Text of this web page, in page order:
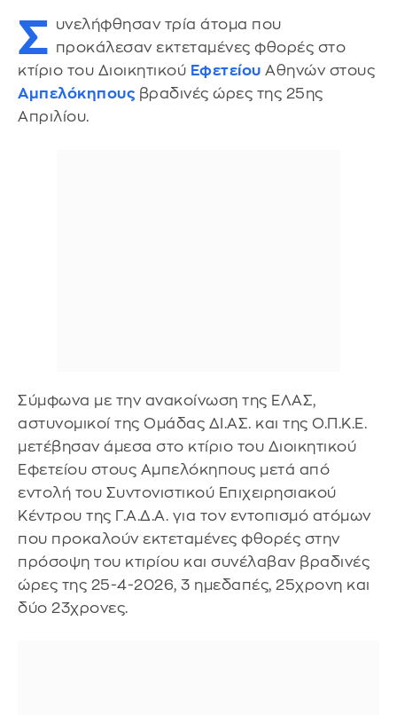
Σ υνελήφθησαν τρία άτομα που
προκάλεσαν εκτεταμένες φθορές στο
κτίριο του Διοικητικού Εφετείου Αθηνών στους
Αμπελόκηπους βραδινές ώρες της 25ης
Απριλίου.
Σύμφωνα με την ανακοίνωση της ΕΛΑΣ,
αστυνομικοί της Ομάδας ΔΙ.ΑΣ. και της Ο.Π.Κ.Ε.
μετέβησαν άμεσα στο κτίριο του Διοικητικού
Εφετείου στους Αμπελόκηπους μετά από
εντολή του Συντονιστικού Επιχειρησιακού
Κέντρου της Γ.Α.Δ.Α. για τον εντοπισμό ατόμων
που προκαλούν εκτεταμένες φθορές στην
πρόσοψη του κτιρίου και συνέλαβαν βραδινές
ώρες της 25-4-2026, 3 ημεδαπές, 25χρονη και
δύο 23χρονες.